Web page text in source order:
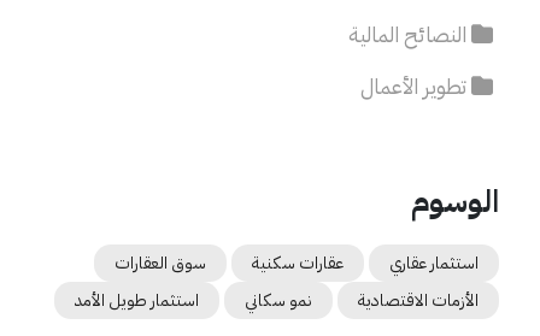
النصائح المالية
تطوير الأعمال
الوسوم
استثمار عقاري عقارات سكنية
سوق العقارات
الأزمات الاقتصادية
نمو سكاني استثمار طويل الأمد